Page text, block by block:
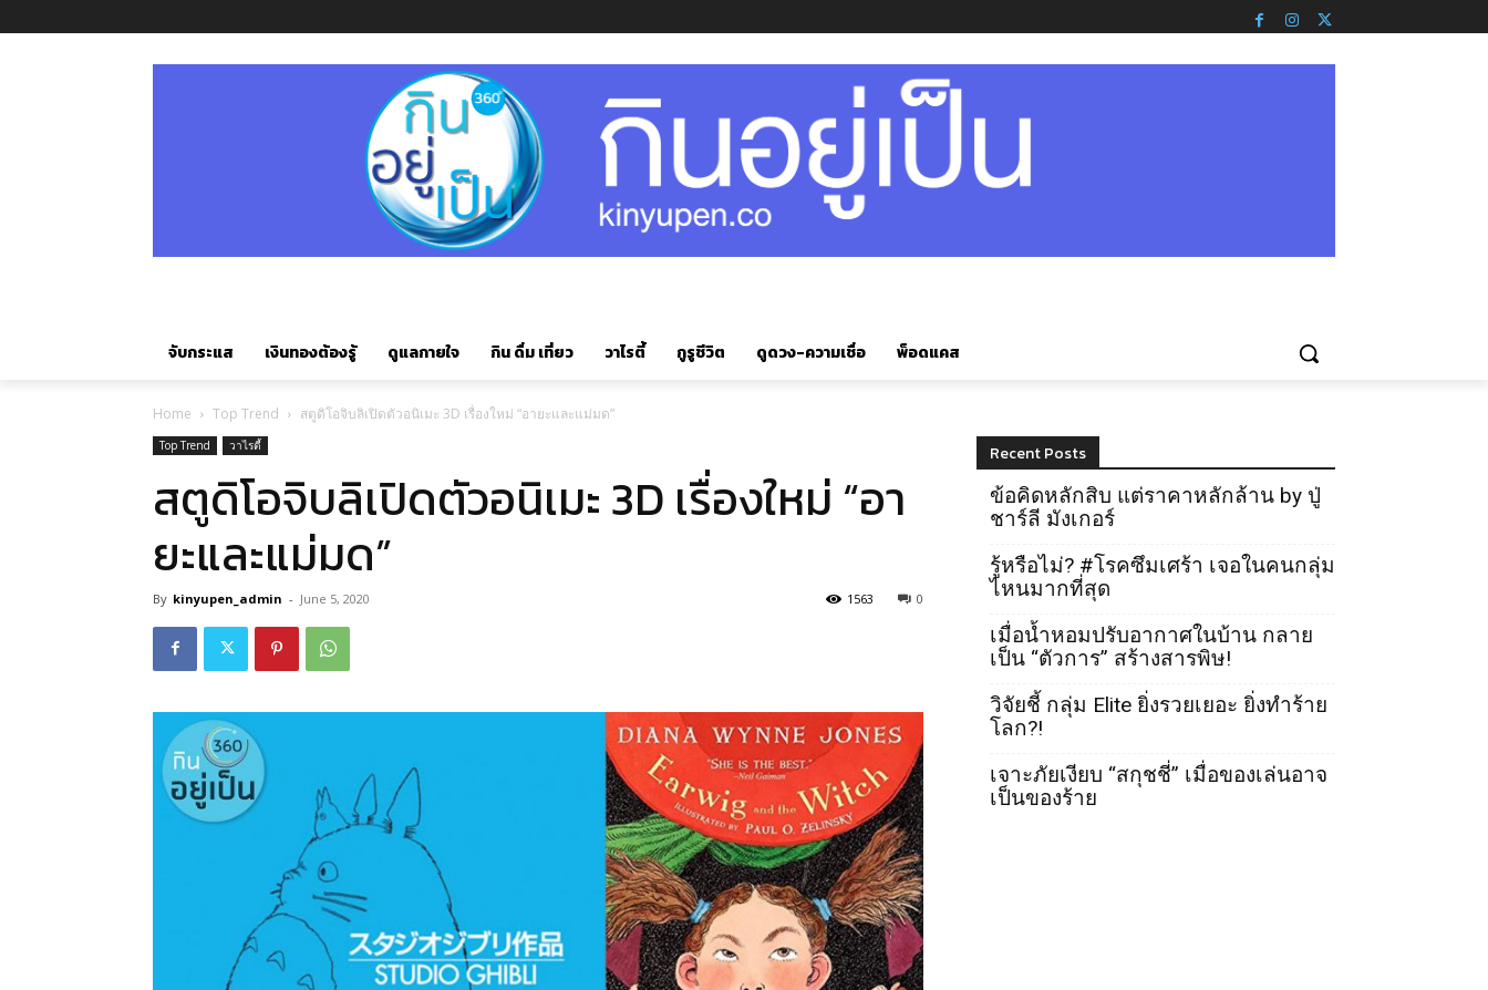
จับกระแส เงินทองต้องรู้ ดูแลกายใจ กิน ดื่ม เที่ยว วาไรตี้ กูรูชีวิต ดูดวง-ความเชื่อ พ็อดแคส
Home Top Trend สตูดิโอจิบลิเปิดตัวอนิเมะ 3D เรื่องใหม่ “อายะและแม่มด”
Top Trend วาไรตี้
สตูดิโอจิบลิเปิดตัวอนิเมะ 3D เรื่องใหม่ “อา
ยะและแม่มด”
By kinyupen_admin - June 5, 2020 0
1563
Recent Posts
ข้อคิดหลักสิบ แต่ราคาหลักล้าน by ปู่
ชาร์ลี มังเกอร์
รู้หรือไม่? #โรคซึมเศร้า เจอในคนกลุ่ม
ไหนมากที่สุด
เมื่อน้ำหอมปรับอากาศในบ้าน กลาย
เป็น “ตัวการ” สร้างสารพิษ!
วิจัยชี้ กลุ่ม Elite ยิ่งรวยเยอะ ยิ่งทำร้าย
โลก?!
เจาะภัยเงียบ “สกุชชี่” เมื่อของเล่นอาจ
เป็นของร้าย